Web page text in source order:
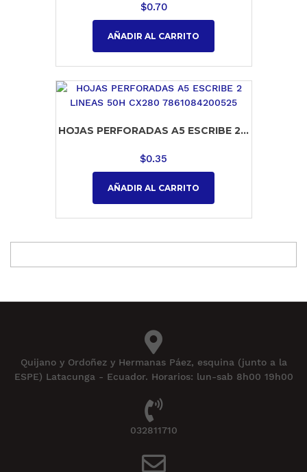
$0.70
AÑADIR AL CARRITO
HOJAS PERFORADAS A5 ESCRIBE 2...
$0.35
AÑADIR AL CARRITO
Quijano y Ordoñez y Hermanas Páez, esquina (junto a la
ESPE) Latacunga - Ecuador. Horarios: lun-sab 8h00 19h00
032811710